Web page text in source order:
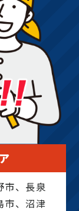
市、長泉
市、沼津